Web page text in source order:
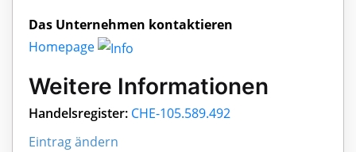
Das Unternehmen kontaktieren
Homepage
Weitere Informationen
Handelsregister: CHE-105.589.492
Eintrag ändern